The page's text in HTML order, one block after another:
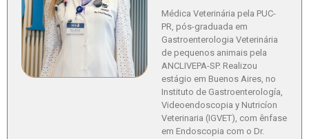
Médica Veterinária pela PUC-
PR, pós-graduada em
Gastroenterologia Veterinária
de pequenos animais pela
ANCLIVEPA-SP. Realizou
estágio em Buenos Aires, no
Instituto de Gastroenterología,
Videoendoscopia y Nutricíon
Veterinaria (IGVET), com ênfase
em Endoscopia com o Dr.